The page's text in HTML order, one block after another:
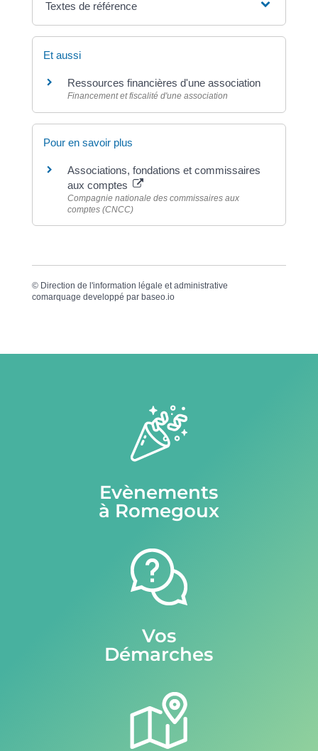
Textes de référence
Et aussi
Ressources financières d'une association
Financement et fiscalité d'une association
Pour en savoir plus
Associations, fondations et commissaires
aux comptes
Compagnie nationale des commissaires aux
comptes (CNCC)
© Direction de l'information légale et administrative
comarquage developpé par baseo.io
Evènements
à Romegoux
Vos
Démarches